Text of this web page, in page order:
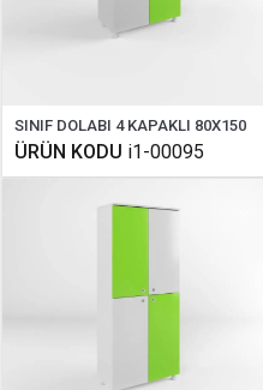
SINIF DOLABI 4 KAPAKLI 80X150
ÜRÜN KODU i1-00095